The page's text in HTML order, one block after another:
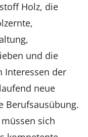
Holz, die
und die
Interessen der
neue
Berufsausübung.
sich